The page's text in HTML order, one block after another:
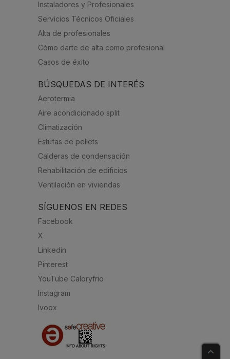
Instaladores y Profesionales
Servicios Técnicos Oficiales
Alta de profesionales
Cómo darte de alta como profesional
Casos de éxito
BÚSQUEDAS DE INTERÉS
Aerotermia
Aire acondicionado split
Climatización
Estufas de pellets
Calderas de condensación
Rehabilitación de edificios
Ventilación en viviendas
SÍGUENOS EN REDES
Facebook
X
Linkedin
Pinterest
YouTube Caloryfrio
Instagram
Ivoox